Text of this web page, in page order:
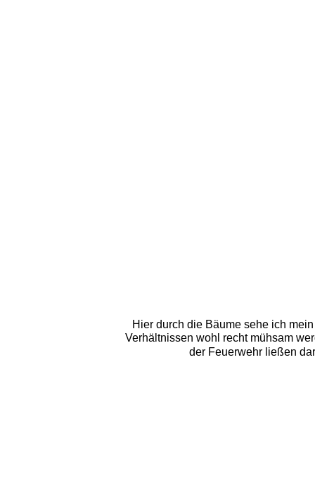
Hier durch die Bäume sehe ich
Verhältnissen wohl recht mühsam
der Feuerwehr ließen